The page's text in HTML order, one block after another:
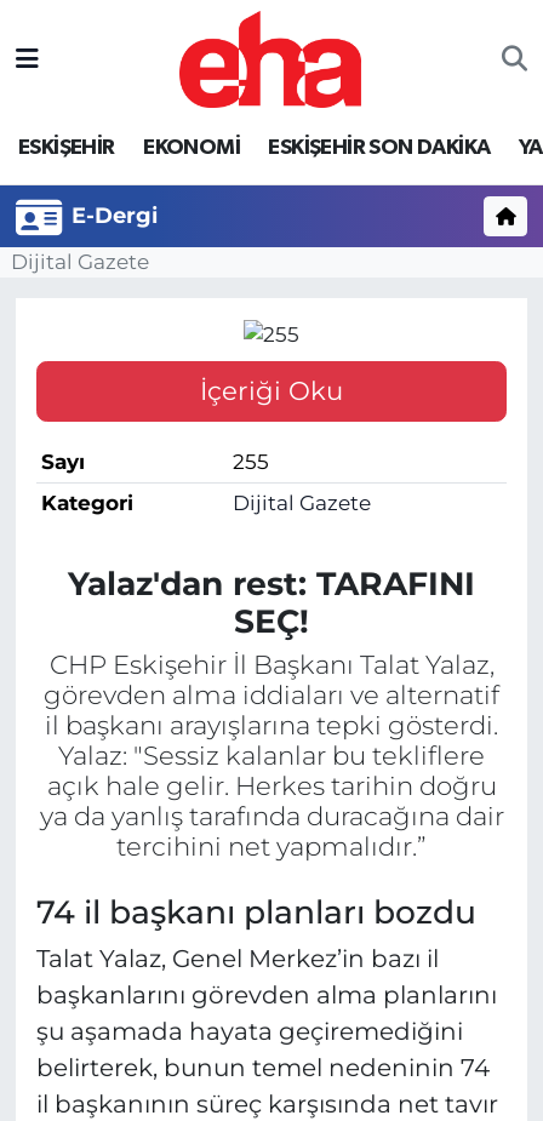
ESKİŞEHİR EKONOMİ ESKİŞEHİR SON DAKİKA
E-Dergi
Dijital Gazete
İçeriği Oku
Sayı
255
Kategori
Dijital Gazete
Yalaz'dan rest: TARAFINI
SEÇ!
CHP Eskişehir İl Başkanı Talat Yalaz,
görevden alma iddiaları ve alternatif
il başkanı arayışlarına tepki gösterdi.
Yalaz: "Sessiz kalanlar bu tekliflere
açık hale gelir. Herkes tarihin doğru
ya da yanlış tarafında duracağına dair
tercihini net yapmalıdır.”
74 il başkanı planları bozdu
Talat Yalaz, Genel Merkez’in bazı il
başkanlarını görevden alma planlarını
şu aşamada hayata geçiremediğini
belirterek, bunun temel nedeninin 74
il başkanının süreç karşısında net tavır